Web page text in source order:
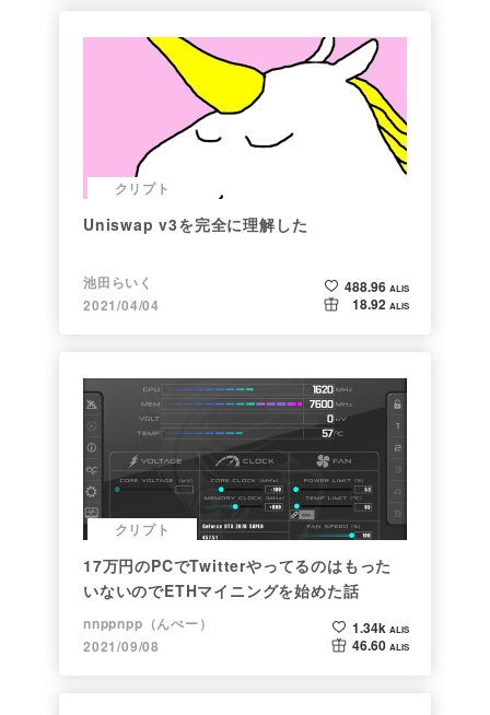
クリプト
Uniswap v3を完全に理解した
池田らいく
2021/04/04
488.96 ALIS
18.92 ALIS
クリプト
17万円のPCでTwitterやってるのはもった
いないのでETHマイニングを始めた話
nnppnpp（んぺー）
2021/09/08
1.34k ALIS
46.60 ALIS